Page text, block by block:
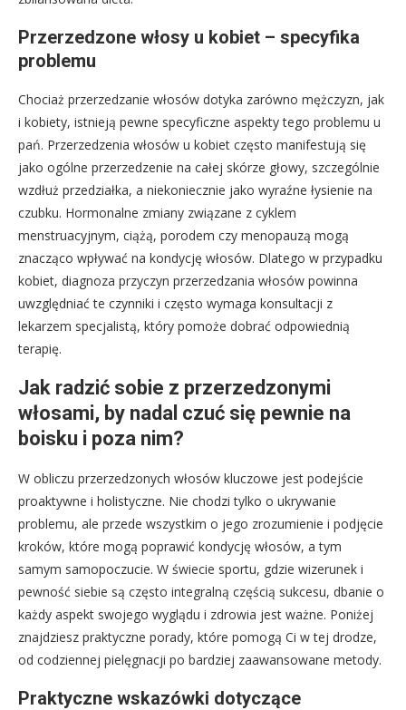
Przerzedzone włosy u kobiet – specyfika
problemu
Chociaż przerzedzanie włosów dotyka zarówno mężczyzn, jak
i kobiety, istnieją pewne specyficzne aspekty tego problemu u
pań. Przerzedzenia włosów u kobiet często manifestują się
jako ogólne przerzedzenie na całej skórze głowy, szczególnie
wzdłuż przedziałka, a niekoniecznie jako wyraźne łysienie na
czubku. Hormonalne zmiany związane z cyklem
menstruacyjnym, ciążą, porodem czy menopauzą mogą
znacząco wpływać na kondycję włosów. Dlatego w przypadku
kobiet, diagnoza przyczyn przerzedzania włosów powinna
uwzględniać te czynniki i często wymaga konsultacji z
lekarzem specjalistą, który pomoże dobrać odpowiednią
terapię.
Jak radzić sobie z przerzedzonymi
włosami, by nadal czuć się pewnie na
boisku i poza nim?
W obliczu przerzedzonych włosów kluczowe jest podejście
proaktywne i holistyczne. Nie chodzi tylko o ukrywanie
problemu, ale przede wszystkim o jego zrozumienie i podjęcie
kroków, które mogą poprawić kondycję włosów, a tym
samym samopoczucie. W świecie sportu, gdzie wizerunek i
pewność siebie są często integralną częścią sukcesu, dbanie o
każdy aspekt swojego wyglądu i zdrowia jest ważne. Poniżej
znajdziesz praktyczne porady, które pomogą Ci w tej drodze,
od codziennej pielęgnacji po bardziej zaawansowane metody.
Praktyczne wskazówki dotyczące